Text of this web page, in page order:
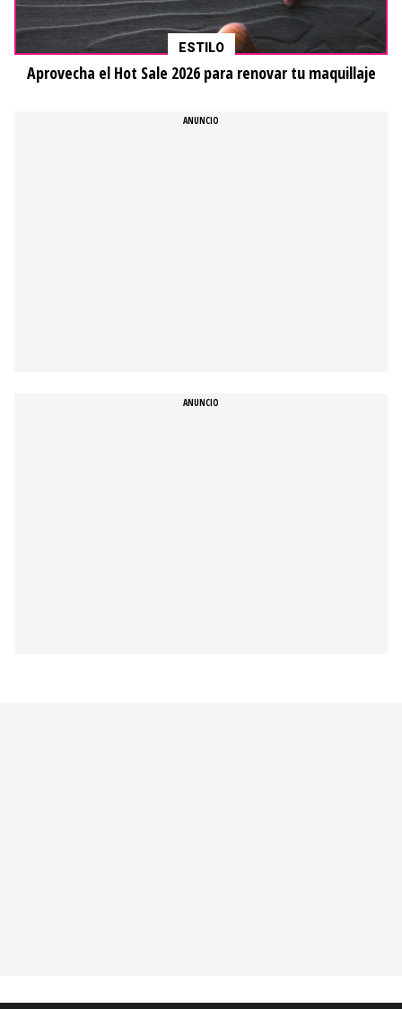
ESTILO
Aprovecha el Hot Sale 2026 para renovar tu maquillaje